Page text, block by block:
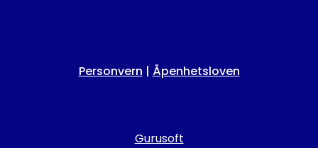
Personvern | Åpenhetsloven
Gurusoft